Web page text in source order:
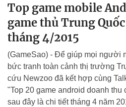
Top game mobile
game thủ Trung
tháng 4/2015
(GameSao) - Để giúp mọi người
bức tranh toàn cảnh thị trường
cứu Newzoo đã kết hợp cùng
"Top 20 game android doanh thu
sau đây là chi tiết tháng 4 năm